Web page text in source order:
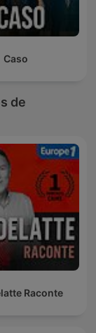
Caso
de
Raconte